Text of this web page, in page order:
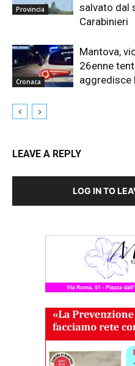
Provincia
salvato dal
Carabinieri
Cronaca
Mantova,
26enne
aggredisce
LEAVE A REPLY
LOG IN TO